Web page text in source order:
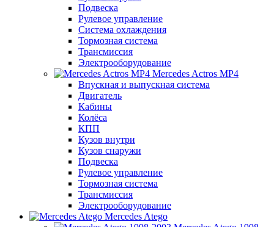
Подвеска
Рулевое управление
Система охлаждения
Тормозная система
Трансмиссия
Электрооборудование
Mercedes Actros MP4
Впускная и выпускная система
Двигатель
Кабины
Колёса
КПП
Кузов внутри
Кузов снаружи
Подвеска
Рулевое управление
Тормозная система
Трансмиссия
Электрооборудование
Mercedes Atego